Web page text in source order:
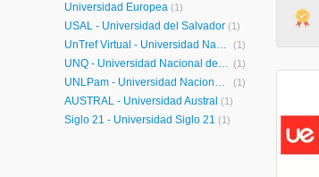
Universidad Europea (1)
USAL - Universidad del Salvador (1)
UnTref Virtual - Universidad Nacional Tres de Febrero Virtual (1)
UNQ - Universidad Nacional de Quilmes Posgrados (1)
UNLPam - Universidad Nacional de la Pampa (1)
AUSTRAL - Universidad Austral (1)
Siglo 21 - Universidad Siglo 21 (1)